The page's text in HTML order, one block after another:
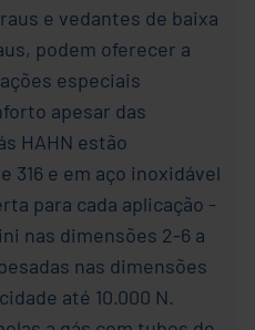
e vedantes de baixa
podem oferecer a
especiais
apesar das
HAHN estão
316 e em aço inoxidável
para cada aplicação -
nas dimensões 2-6 a
nas dimensões
até 10.000 N.